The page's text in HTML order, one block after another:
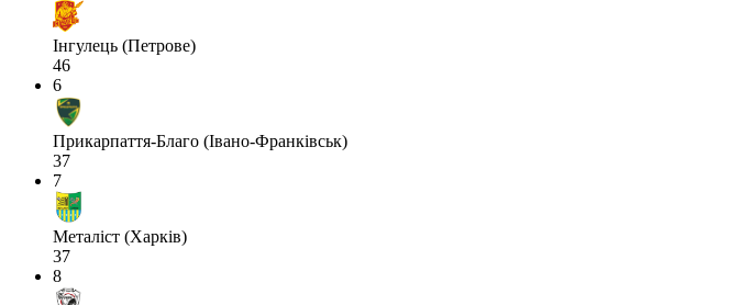
Інгулець (Петрове)
46
6
Прикарпаття-Благо (Івано-Франківськ)
37
7
Металіст (Харків)
37
8